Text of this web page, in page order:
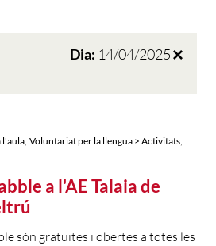
Dia: 14/04/2025
l'aula Voluntariat per la llengua > Activitats
a l'AE Talaia de
són gratuïtes i obertes a totes les